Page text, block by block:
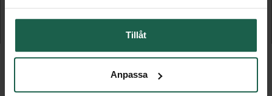
Tillåt
Anpassa
Mix Skjutdörr Mix Skjutdörr
5 735 kr